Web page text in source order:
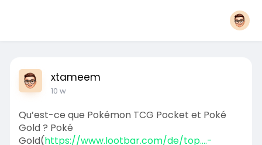
xtameem
10 w
Qu’est-ce que Pokémon TCG Pocket et Poké
Gold ? Poké
Gold(https://www.lootbar.com/de/top....-